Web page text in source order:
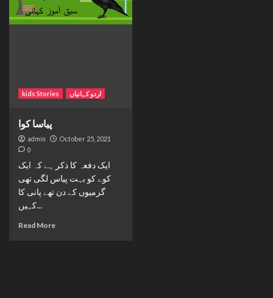
kids Stories اردو کہانیاں
پیاسا کوا
admin October 25, 2021
0
ایک دفعہ کا ذکر ہے کہ ایک
کوے کو بہت پیاس لگی تھی
گرمیوں کے دن تھے پانی کا
کہیں...
Read More